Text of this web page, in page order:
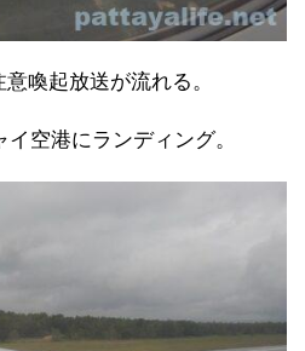
喚起放送が流れる。
空港にランディング。